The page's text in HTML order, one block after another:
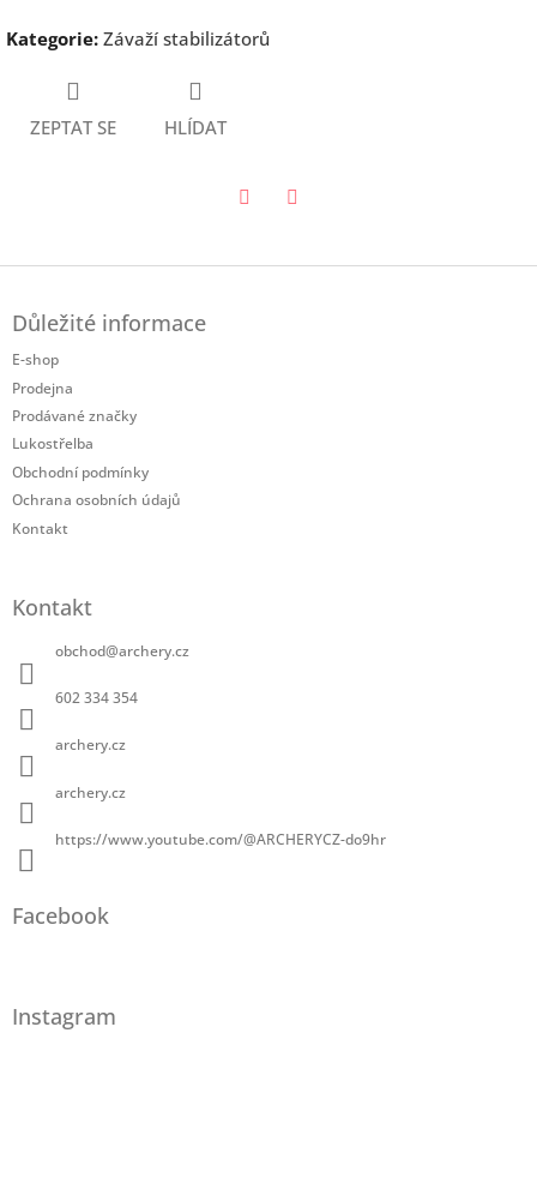
Kategorie: Závaží stabilizátorů
ZEPTAT SE HLÍDAT
Důležité informace
E-shop
Prodejna
Prodávané značky
Lukostřelba
Obchodní podmínky
Ochrana osobních údajů
Kontakt
Kontakt
obchod@archery.cz
602 334 354
archery.cz
archery.cz
https://www.youtube.com/@ARCHERYCZ-do9hr
Facebook
Instagram